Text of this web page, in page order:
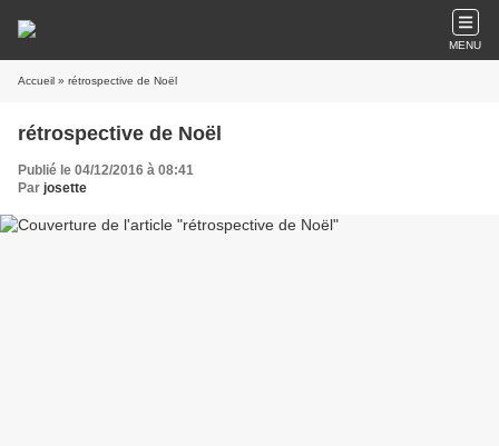
MENU
Accueil » rétrospective de Noël
rétrospective de Noël
Publié le 04/12/2016 à 08:41
Par josette